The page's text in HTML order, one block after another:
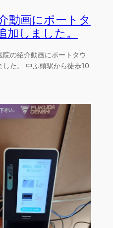
動画にポートタ
加しました。
の紹介動画にポートタウ
した。 中ふ頭駅から徒歩10